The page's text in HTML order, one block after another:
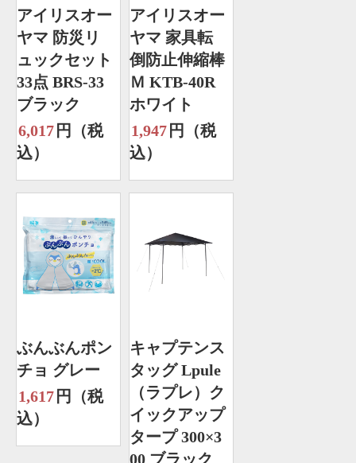
アイリスオー
ヤマ 防災リ
ュックセット
33点 BRS-33
ブラック
6,017 円（税
込）
アイリスオー
ヤマ 家具転
倒防止伸縮棒
Ｍ KTB-40R
ホワイト
1,947 円（税
込）
ぶんぶんポン
チョ グレー
1,617 円（税
込）
キャプテンス
タッグ Lpule
（ラプレ）ク
イックアップ
タープ 300×3
00 ブラック